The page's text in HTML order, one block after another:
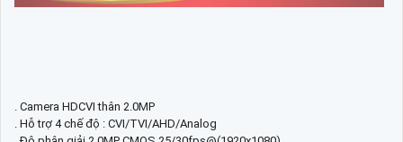
. Camera HDCVI thân 2.0MP
. Hỗ trợ 4 chế độ : CVI/TVI/AHD/Analog